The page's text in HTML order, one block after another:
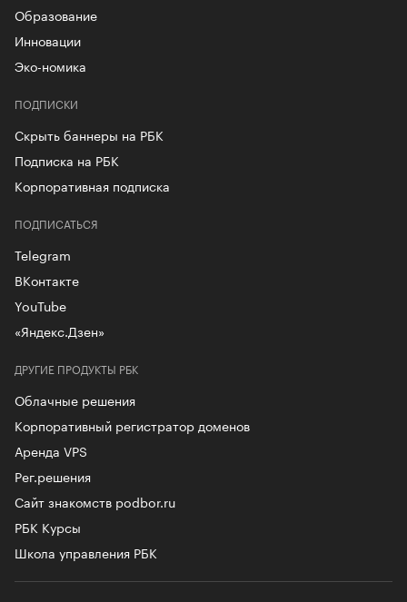
Образование
Инновации
Эко-номика
ПОДПИСКИ
Скрыть баннеры на РБК
Подписка на РБК
Корпоративная подписка
ДРУГИЕ ПРОДУКТЫ РБК
Облачные решения
Корпоративный регистратор доменов
Аренда VPS
Рег.решения
Сайт знакомств podbor.ru
РБК Курсы
Школа управления РБК
ПОДПИСАТЬСЯ
Telegram
ВКонтакте
YouTube
«Яндекс.Дзен»